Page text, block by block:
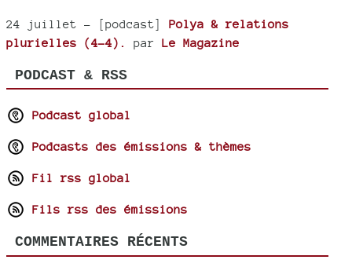
24 juillet - [podcast] Polya & relations
plurielles (4-4).
par Le Magazine
PODCAST & RSS
Podcast global
Podcasts des émissions & thèmes
Fil rss global
Fils rss des émissions
COMMENTAIRES RÉCENTS